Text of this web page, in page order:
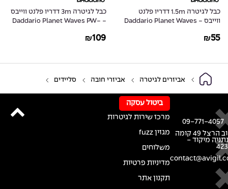
כבל לגיטרה 1.5m דדריו פלנט
ווייבס - Daddario Planet Waves
₪55
כבל לגיטרה 3m דדריו פלנט ווייבס
- Daddario Planet Waves PW-
₪109
אביזרים לגיטרה אביזרי חובה סליידים
רחוב הרצל 49 קומה
מיקוד -
09-771-4057
ביטול עסקה
מרכז שירות לגיטרות
מגזין fuzz
משלוחים
מדיניות פרטיות
תקנון אתר